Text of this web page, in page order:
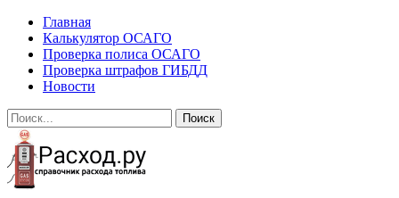
Главная
Калькулятор ОСАГО
Проверка полиса ОСАГО
Проверка штрафов ГИБДД
Новости